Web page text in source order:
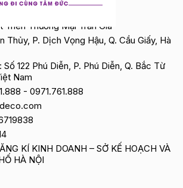
Triển Thương Mại Trần Gia
Thủy, P. Dịch Vọng Hậu, Q. Cầu Giấy, Hà
122 Phú Diễn, P. Phú Diễn, Q. Bắc Từ
Nam
- 0971.761.888
KÍ KINH DOANH – SỞ KẾ HOẠCH VÀ
HÀ NỘI